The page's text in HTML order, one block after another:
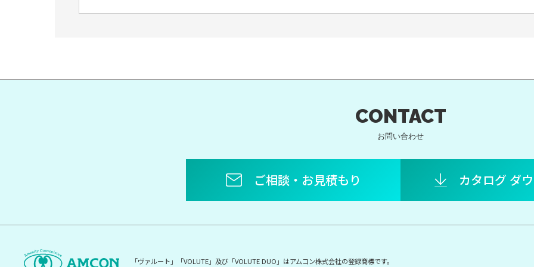
CONTACT
お問い合わせ
ご相談・お見積もり カタログ ダ
「ヴァルート」「VOLUTE」及び「VOLUTE DUO」はアムコン株式会社の登録商標です。